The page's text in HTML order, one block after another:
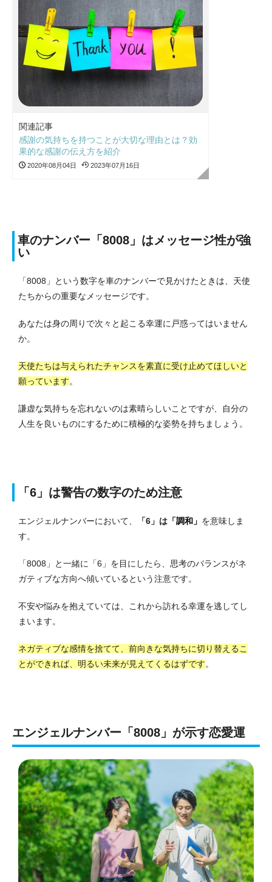
関連記事
感謝の気持ちを持つことが大切な理由とは？効
果的な感謝の伝え方を紹介
2020年08月04日 2023年07月16日
車のナンバー「8008」はメッセージ性が強
い
「8008」という数字を車のナンバーで見かけたときは、天使
たちからの重要なメッセージです。
あなたは身の周りで次々と起こる幸運に戸惑ってはいません
か。
天使たちは与えられたチャンスを素直に受け止めてほしいと
願っています。
謙虚な気持ちを忘れないのは素晴らしいことですが、自分の
人生を良いものにするために積極的な姿勢を持ちましょう。
「6」は警告の数字のため注意
エンジェルナンバーにおいて、 「6」は 「調和」 を意味しま
す。
「8008」と一緒に「6」を目にしたら、思考のバランスがネ
ガティブな方向へ傾いているという注意です。
不安や悩みを抱えていては、これから訪れる幸運を逃してし
まいます。
ネガティブな感情を捨てて、前向きな気持ちに切り替えるこ
とができれば、明るい未来が見えてくるはずです。
エンジェルナンバー「8008」が示す恋愛運